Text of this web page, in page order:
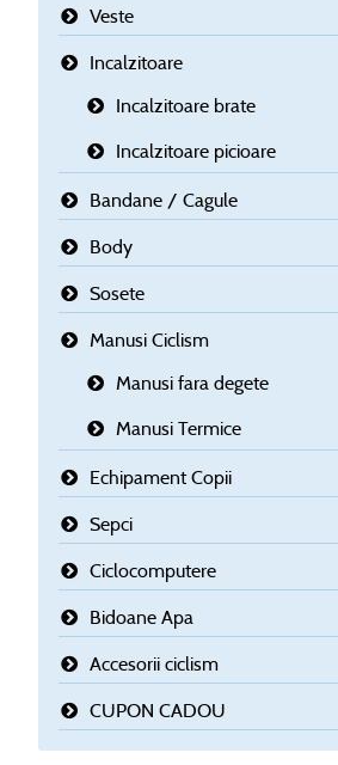
Veste
Incalzitoare
Incalzitoare brate
Incalzitoare picioare
Bandane / Cagule
Body
Sosete
Manusi Ciclism
Manusi fara degete
Manusi Termice
Echipament Copii
Sepci
Ciclocomputere
Bidoane Apa
Accesorii ciclism
CUPON CADOU